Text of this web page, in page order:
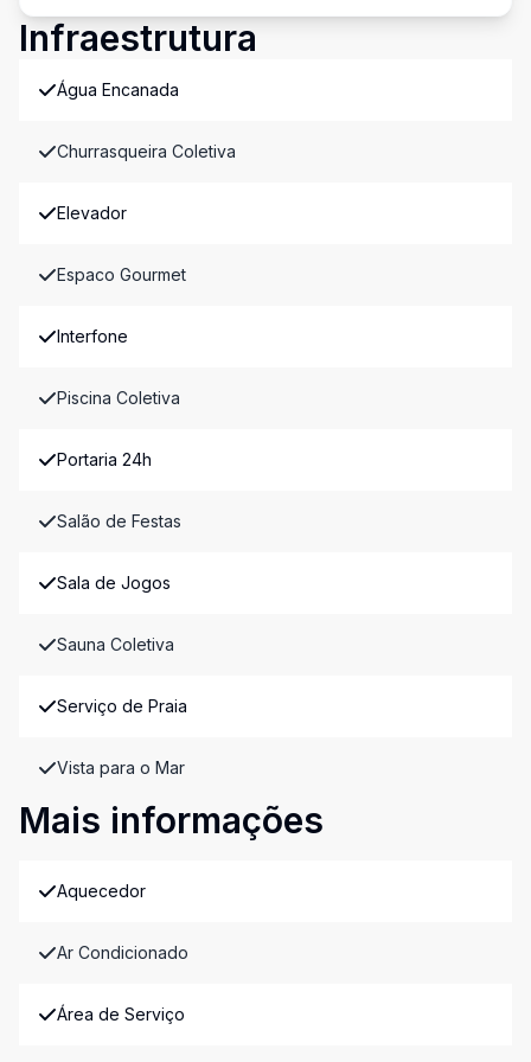
Infraestrutura
Água Encanada
Churrasqueira Coletiva
Elevador
Espaco Gourmet
Interfone
Piscina Coletiva
Portaria 24h
Salão de Festas
Sala de Jogos
Sauna Coletiva
Serviço de Praia
Vista para o Mar
Mais informações
Aquecedor
Ar Condicionado
Área de Serviço